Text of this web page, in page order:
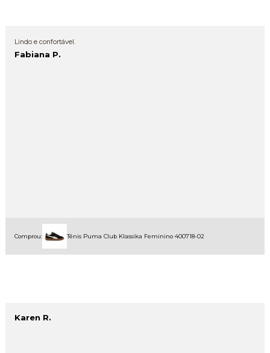
Lindo e confortável.
Fabiana P.
Comprou: Tênis Puma Club Klassika Feminino 400718-02
Karen R.